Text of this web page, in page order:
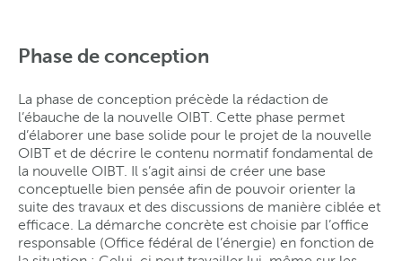
Phase de conception
La phase de conception précède la rédaction de
l’ébauche de la nouvelle OIBT. Cette phase permet
d’élaborer une base solide pour le projet de la nouvelle
OIBT et de décrire le contenu normatif fondamental de
la nouvelle OIBT. Il s’agit ainsi de créer une base
conceptuelle bien pensée afin de pouvoir orienter la
suite des travaux et des discussions de manière ciblée et
efficace. La démarche concrète est choisie par l’office
responsable (Office fédéral de l’énergie) en fonction de